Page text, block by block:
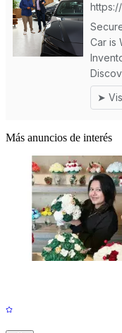
Más anuncios de interés